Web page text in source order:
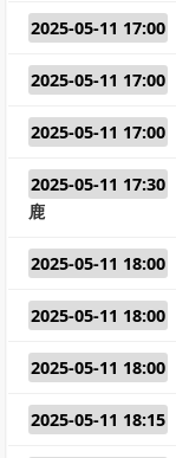
2025-05-11 17:00
2025-05-11 17:00
2025-05-11 17:00
2025-05-11 17:30
鹿
2025-05-11 18:00
2025-05-11 18:00
2025-05-11 18:00
2025-05-11 18:15